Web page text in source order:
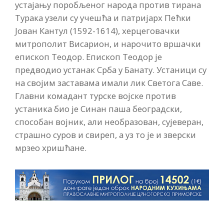
устајању поробљеног народа против тирана
Турака узели су учешћа и патријарх Пећки
Јован Кантул (1592-1614), херцеговачки
митрополит Висарион, и нарочито вршачки
епископ Теодор. Епископ Теодор је
предводио устанак Срба у Банату. Устаници су
на својим заставама имали лик Светога Саве.
Главни комадант турске војске против
устаника био је Синан паша београдски,
способан војник, али необразован, сујеверан,
страшно суров и свиреп, а уз то је и зверски
мрзео хришћане.